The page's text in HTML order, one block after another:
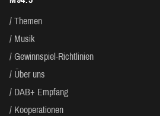
Themen
Musik
Gewinnspiel-Richtlinien
Über uns
DAB+ Empfang
Kooperationen